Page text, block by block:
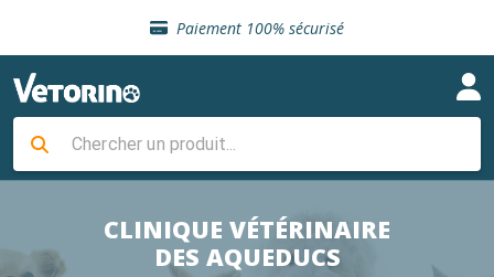
Paiement 100% sécurisé
Livraison gratuite en clinique vétérinaire
Sélection de croquettes vétérinaire
Livraison gratuite en clinique vétérinaire
Retour gratuit en clinique
CLINIQUE VÉTÉRINAIRE
DES AQUEDUCS